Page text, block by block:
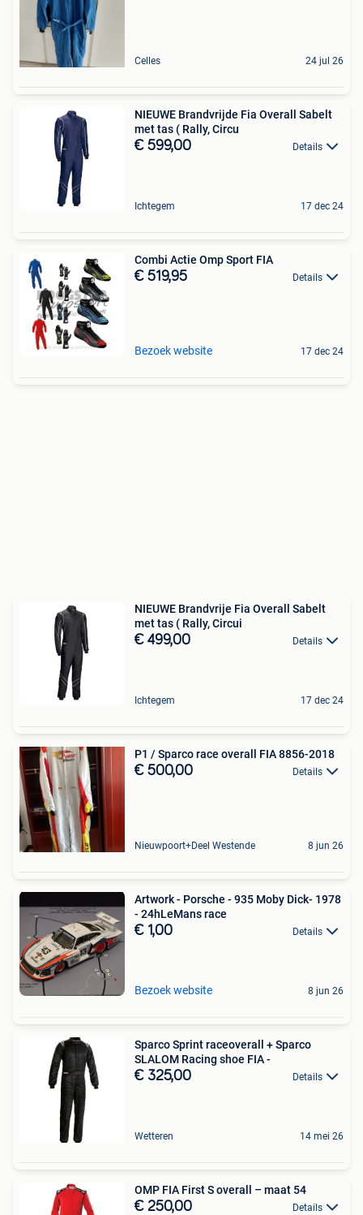
Celles 24 jul 26
NIEUWE Brandvrijde Fia Overall Sabelt
met tas ( Rally, Circu
€ 599,00 Details
Ichtegem 17 dec 24
Combi Actie Omp Sport FIA
€ 519,95 Details
Bezoek website 17 dec 24
NIEUWE Brandvrije Fia Overall Sabelt
met tas ( Rally, Circui
€ 499,00 Details
Ichtegem 17 dec 24
P1 / Sparco race overall FIA 8856-2018
€ 500,00 Details
Nieuwpoort+Deel Westende 8 jun 26
Artwork - Porsche - 935 Moby Dick- 1978
- 24hLeMans race
€ 1,00 Details
Bezoek website 8 jun 26
Sparco Sprint raceoverall + Sparco
SLALOM Racing shoe FIA -
€ 325,00 Details
Wetteren 14 mei 26
OMP FIA First S overall – maat 54
€ 250,00 Details